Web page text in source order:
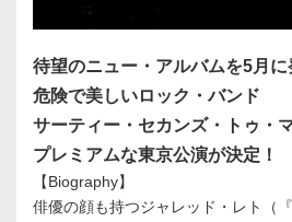
待望のニュー・アルバムを5月
危険で美しいロック・バンド
サーティー・セカンズ・トゥ・
プレミアムな東京公演が決定！
【Biography】
俳優の顔も持つジャレッド・レト（